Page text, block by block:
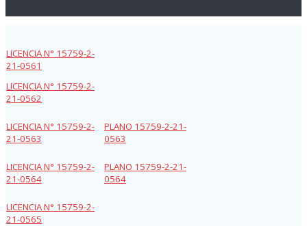
LICENCIA N° 15759-2-
21-0561
LICENCIA N° 15759-2-
21-0562
LICENCIA N° 15759-2-
21-0563
PLANO 15759-2-21-
0563
LICENCIA N° 15759-2-
21-0564
PLANO 15759-2-21-
0564
LICENCIA N° 15759-2-
21-0565